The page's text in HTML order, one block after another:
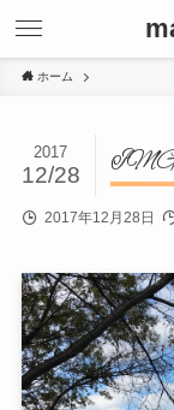
ホーム
2017
12/28
2017年12月28日